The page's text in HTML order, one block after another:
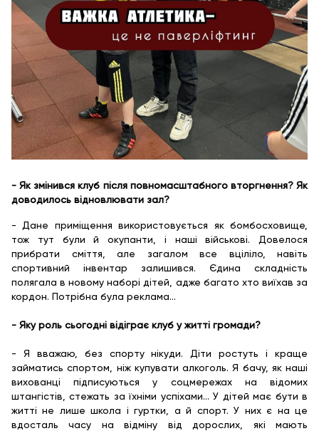
- Як змінився клуб після повномасштабного вторгнення? Як
доводилось відновлювати зал?
- Дане приміщення використовується як бомбосховище,
тож тут були й окупанти, і наші військові. Довелося
прибрати сміття, але загалом все вціліло, навіть
спортивний інвентар залишився. Єдина складність
полягала в новому наборі дітей, адже багато хто виїхав за
кордон. Потрібна була реклама...
- Яку роль сьогодні відіграє клуб у житті громади?
- Я вважаю, без спорту нікуди. Діти ростуть і краще
займатись спортом, ніж купувати алкоголь. Я бачу, як наші
вихованці підписуються у соцмережах на відомих
штангістів, стежать за їхніми успіхами… У дітей має бути в
житті не лише школа і гуртки, а й спорт. У них є на це
вдосталь часу на відміну від дорослих, які мають